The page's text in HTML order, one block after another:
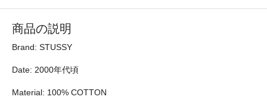
商品の説明
Brand: STUSSY
Date: 2000年代頃
Material: 100% COTTON